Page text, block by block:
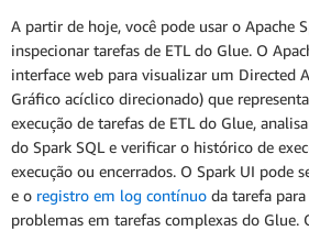
A partir de hoje, você pode usar o Apache
inspecionar tarefas de ETL do Glue. O
interface web para visualizar um Directed
Gráfico acíclico direcionado) que
execução de tarefas de ETL do Glue,
do Spark SQL e verificar o histórico de
execução ou encerrados. O Spark UI pode
e o registro em log contínuo da tarefa
problemas em tarefas complexas do Glue.